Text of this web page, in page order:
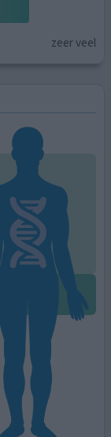
zeer veel